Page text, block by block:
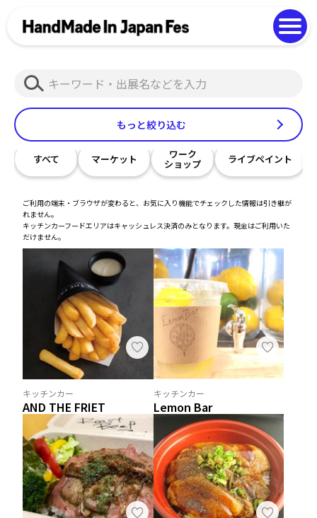
Photo Gallery
もっと絞り込む
検
索
すべて マーケット ワーク
ショップ ライブペイント
ご利用の端末・ブラウザが変わると、お気に入り機能でチェックした情報は引き継が
れません。
キッチンカーフードエリアはキャッシュレス決済のみとなります。現金はご利用いた
だけません。
キッチンカー
AND THE FRIET
キッチンカー
Lemon Bar